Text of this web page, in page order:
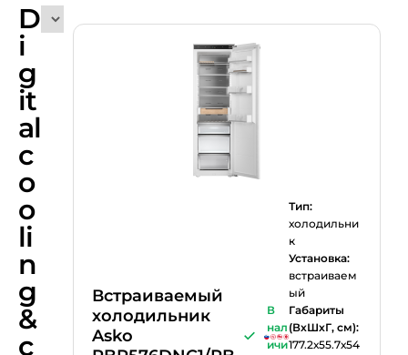
D
i
g
it
al
c
o
o
li
n
g
&
c
Встраиваемый
холодильник
Asko
В
нал
ичи
Тип:
холодильни
к
Установка:
встраиваем
ый
Габариты
(ВхШхГ, см):
177.2х55.7х54